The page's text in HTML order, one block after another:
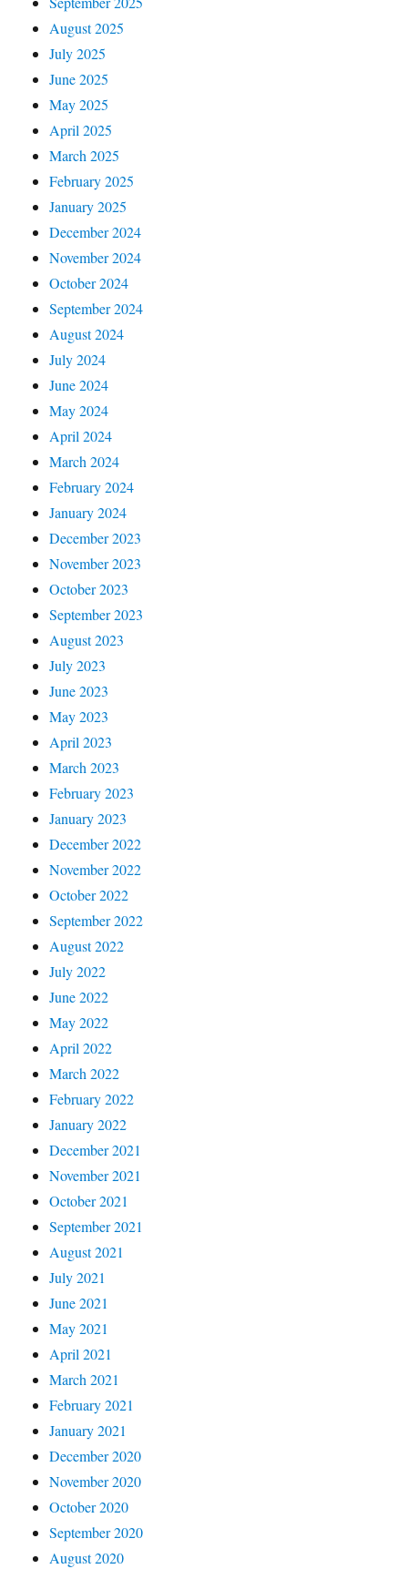
August 2025
July 2025
June 2025
May 2025
April 2025
March 2025
February 2025
January 2025
December 2024
November 2024
October 2024
September 2024
August 2024
July 2024
June 2024
May 2024
April 2024
March 2024
February 2024
January 2024
December 2023
November 2023
October 2023
September 2023
August 2023
July 2023
June 2023
May 2023
April 2023
March 2023
February 2023
January 2023
December 2022
November 2022
October 2022
September 2022
August 2022
July 2022
June 2022
May 2022
April 2022
March 2022
February 2022
January 2022
December 2021
November 2021
October 2021
September 2021
August 2021
July 2021
June 2021
May 2021
April 2021
March 2021
February 2021
January 2021
December 2020
November 2020
October 2020
September 2020
August 2020